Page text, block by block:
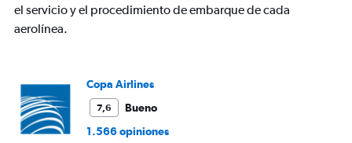
Range:
0
el servicio y el procedimiento de embarque de cada
aerolínea.
Copa Airlines
7,6
Bueno
1.566 opiniones